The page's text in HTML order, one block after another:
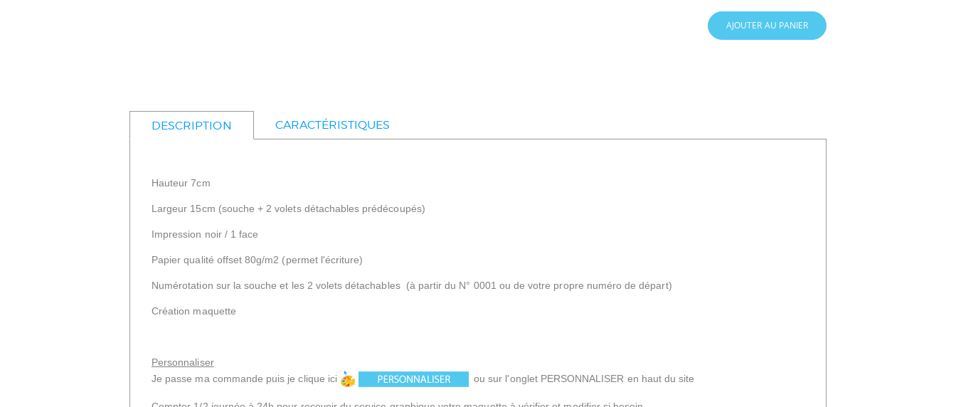
AJOUTER AU PANIER
DESCRIPTION CARACTÉRISTIQUES
Hauteur 7cm
Largeur 15cm (souche + 2 volets détachables prédécoupés)
Impression noir / 1 face
Papier qualité offset 80g/m2 (permet l'écriture)
Numérotation sur la souche et les 2 volets détachables (à partir du N° 0001 ou de votre propre numéro de départ)
Création maquette
Personnaliser
Je passe ma commande puis je clique ici
ou sur l'onglet PERSONNALISER en haut du site